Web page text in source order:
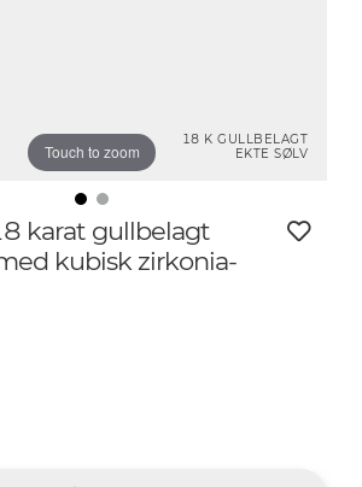
18 K GULLBELAGT
EKTE SØLV
Touch to zoom
karat gullbelagt
kubisk zirkonia-